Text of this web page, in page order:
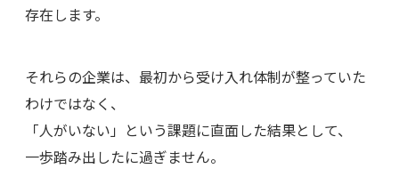
存在します。
それらの企業は、最初から受け入れ体制が整っていた
わけではなく、
「人がいない」という課題に直面した結果として、
一歩踏み出したに過ぎません。